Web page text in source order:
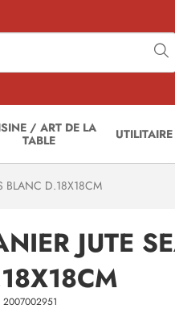
/ ART DE LA
TABLE
UTILITAIRE
BLANC D.18X18CM
JUTE
2007002951